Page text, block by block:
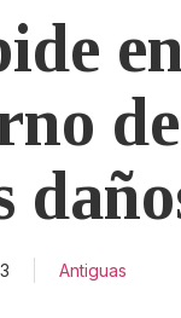
Antiguas